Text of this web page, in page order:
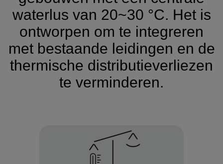
waterlus van 20~30 °C. Het is
ontworpen om te integreren
met bestaande leidingen en de
thermische distributieverliezen
te verminderen.